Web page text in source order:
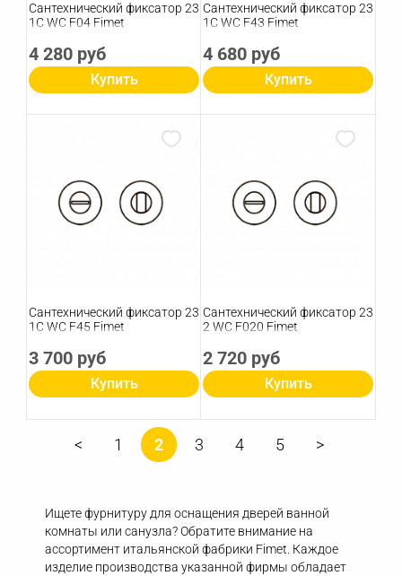
Сантехнический фиксатор 23
1C WC F04 Fimet
4 280 руб
Купить
Сантехнический фиксатор 23
1C WC F43 Fimet
4 680 руб
Купить
Сантехнический фиксатор 23
1C WC F45 Fimet
3 700 руб
Купить
Сантехнический фиксатор 23
2 WC F020 Fimet
2 720 руб
Купить
1 2 3 4 5
Ищете фурнитуру для оснащения дверей ванной
комнаты или санузла? Обратите внимание на
ассортимент итальянской фабрики Fimet. Каждое
изделие производства указанной фирмы обладает